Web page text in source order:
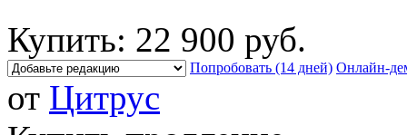
Купить: 22 900 руб.
Попробовать (14 дней) Онлайн-
от Цитрус